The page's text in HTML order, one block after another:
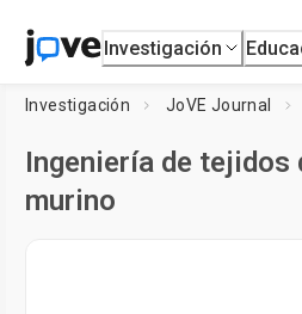
Investigación
Investigación JoVE Journal
Ingeniería de
murino